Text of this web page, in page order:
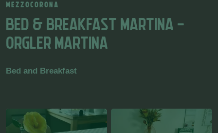
BED & BREAKFAST MARTINA -
ORGLER MARTINA
MEZZOCORONA
Bed and Breakfast